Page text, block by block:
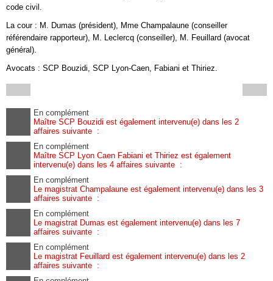
code civil.
La cour : M. Dumas (président), Mme Champalaune (conseiller
référendaire rapporteur), M. Leclercq (conseiller), M. Feuillard (avocat
général).
Avocats : SCP Bouzidi, SCP Lyon-Caen, Fabiani et Thiriez.
En complément
Maître SCP Bouzidi est également intervenu(e) dans les 2
affaires suivante :
En complément
Maître SCP Lyon Caen Fabiani et Thiriez est également
intervenu(e) dans les 4 affaires suivante :
En complément
Le magistrat Champalaune est également intervenu(e) dans les 3
affaires suivante :
En complément
Le magistrat Dumas est également intervenu(e) dans les 7
affaires suivante :
En complément
Le magistrat Feuillard est également intervenu(e) dans les 2
affaires suivante :